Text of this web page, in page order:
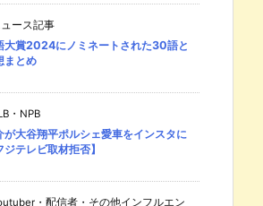
ュース記事
大賞2024にノミネートされた30語と
まとめ
・NPB
が大谷翔平ポルシェ愛車をインスタに
テレビ取材拒否】
・配信者・その他インフルエン